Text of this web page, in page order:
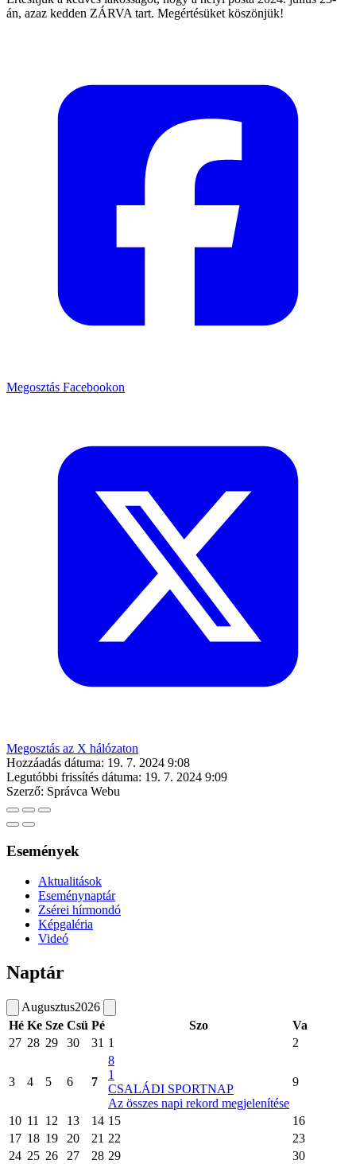
án, azaz kedden ZÁRVA tart. Megértésüket köszönjük!
Megosztás Facebookon
Megosztás az X hálózaton
Hozzáadás dátuma: 19. 7. 2024 9:08
Legutóbbi frissítés dátuma: 19. 7. 2024 9:09
Szerző: Správca Webu
Események
Aktualitások
Eseménynaptár
Zsérei hírmondó
Képgaléria
Videó
Naptár
Augusztus2026
Hé Ke Sze Csü Pé Szo
Va
27 28 29 30 31 1 2
3 4 5 6 7
8
1
CSALÁDI SPORTNAP
Az összes napi rekord megjelenítése
9
10 11 12 13 14 15
16
17 18 19 20 21 22
23
24 25 26 27 28 29
30